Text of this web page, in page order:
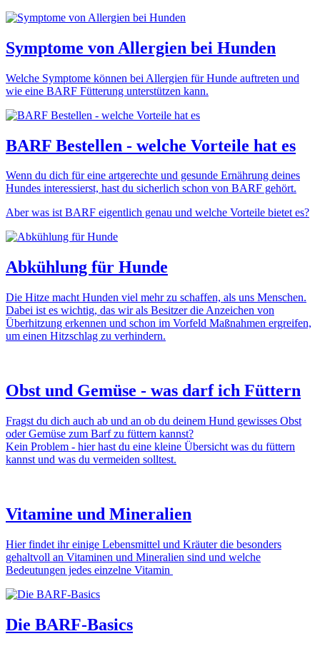
Symptome von Allergien bei Hunden
Welche Symptome können bei Allergien für Hunde auftreten und
wie eine BARF Fütterung unterstützen kann.
BARF Bestellen - welche Vorteile hat es
Wenn du dich für eine artgerechte und gesunde Ernährung deines
Hundes interessierst, hast du sicherlich schon von BARF gehört.
Aber was ist BARF eigentlich genau und welche Vorteile bietet es?
Abkühlung für Hunde
Die Hitze macht Hunden viel mehr zu schaffen, als uns Menschen.
Dabei ist es wichtig, das wir als Besitzer die Anzeichen von
Überhitzung erkennen und schon im Vorfeld Maßnahmen ergreifen,
um einen Hitzschlag zu verhindern.
Obst und Gemüse - was darf ich Füttern
Fragst du dich auch ab und an ob du deinem Hund gewisses Obst
oder Gemüse zum Barf zu füttern kannst?
Kein Problem - hier hast du eine kleine Übersicht was du füttern
kannst und was du vermeiden solltest.
Vitamine und Mineralien
Hier findet ihr einige Lebensmittel und Kräuter die besonders
gehaltvoll an Vitaminen und Mineralien sind und welche
Bedeutungen jedes einzelne Vitamin
Die BARF-Basics